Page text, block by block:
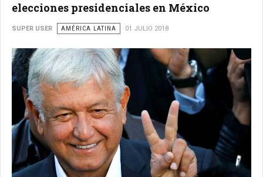
elecciones presidenciales en México
SUPER USER AMÉRICA LATINA 01 JULIO 2018